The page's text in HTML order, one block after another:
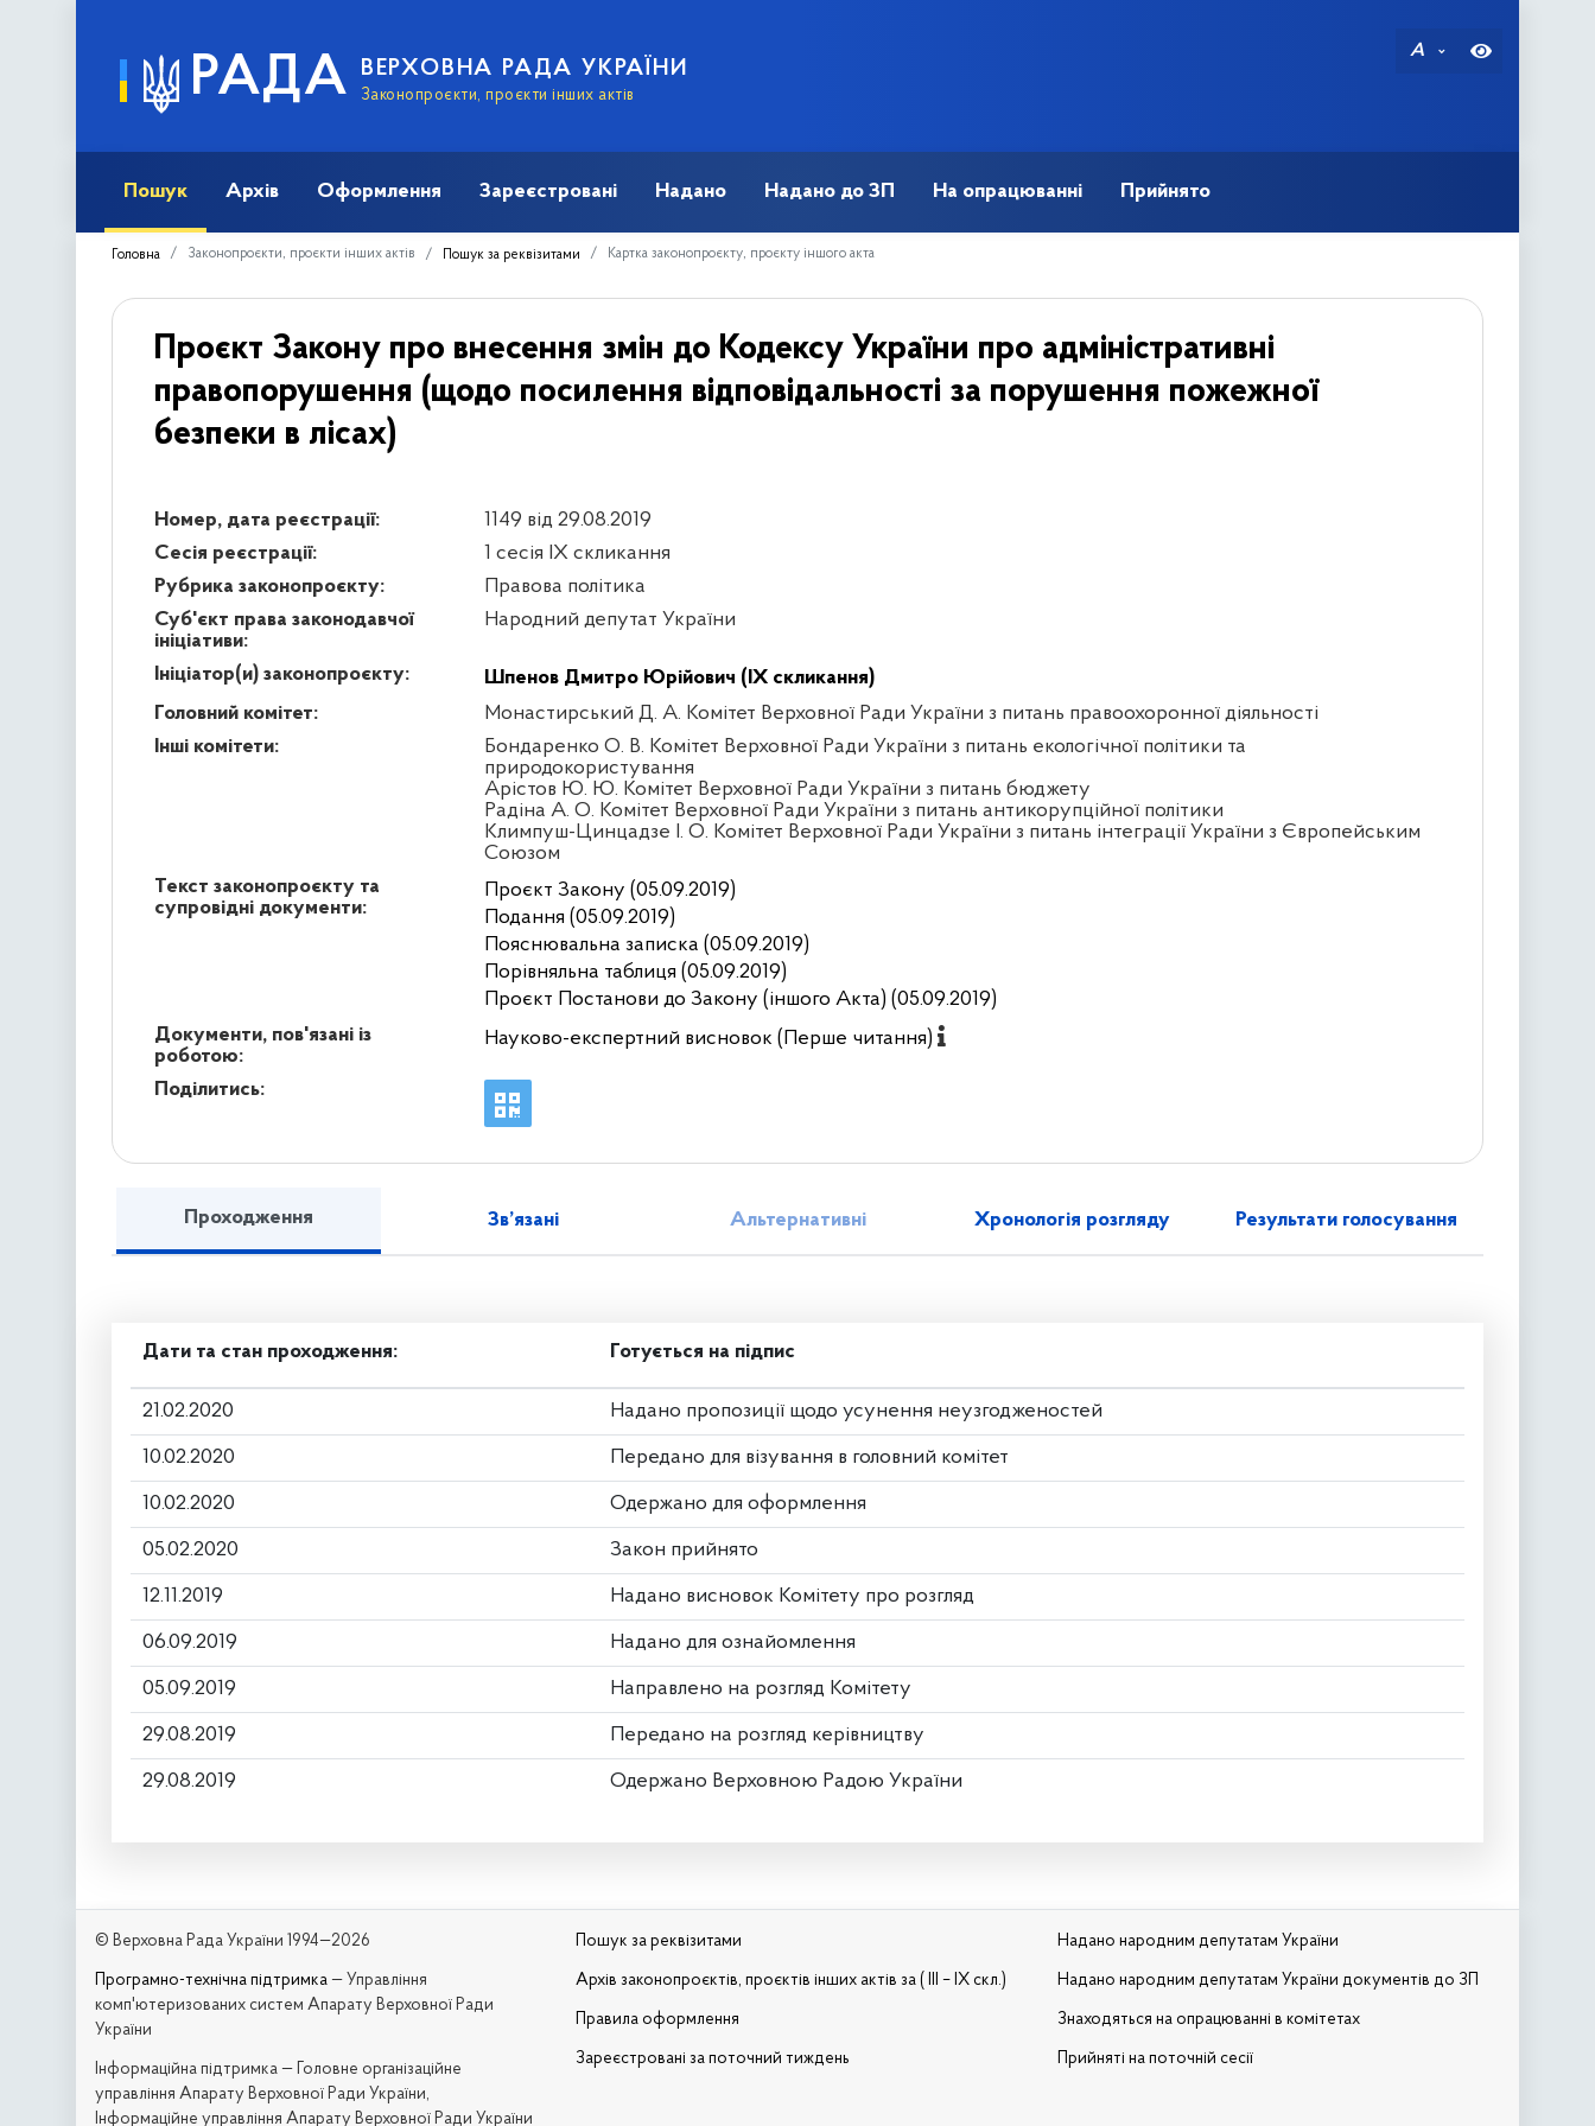
РАДА ВЕРХОВНА РАДА УКРАЇНИ
Законопроєкти, проєкти інших актів
A
Пошук Архів Оформлення Зареєстровані Надано Надано до ЗП На опрацюванні Прийнято
Головна Законопроєкти, проєкти інших актів Пошук за реквізитами Картка законопроєкту, проєкту іншого акта
Проєкт Закону про внесення змін до Кодексу України про адміністративні
правопорушення (щодо посилення відповідальності за порушення пожежної
безпеки в лісах)
Номер, дата реєстрації:
1149 від 29.08.2019
Сесія реєстрації:
1 сесія IX скликання
Рубрика законопроєкту:
Правова політика
Суб'єкт права законодавчої
ініціативи:
Народний депутат України
Ініціатор(и) законопроєкту:
Шпенов Дмитро Юрійович (IX скликання)
Головний комітет:
Монастирський Д. А. Комітет Верховної Ради України з питань правоохоронної діяльності
Інші комітети:
Бондаренко О. В. Комітет Верховної Ради України з питань екологічної політики та
природокористування
Арістов Ю. Ю. Комітет Верховної Ради України з питань бюджету
Радіна А. О. Комітет Верховної Ради України з питань антикорупційної політики
Климпуш-Цинцадзе І. О. Комітет Верховної Ради України з питань інтеграції України з Європейським
Союзом
Текст законопроєкту та
супровідні документи:
Проєкт Закону (05.09.2019)
Подання (05.09.2019)
Пояснювальна записка (05.09.2019)
Порівняльна таблиця (05.09.2019)
Проєкт Постанови до Закону (іншого Акта) (05.09.2019)
Документи, пов'язані із
роботою:
Науково-експертний висновок (Перше читання)
Поділитись:
Проходження Зв’язані Альтернативні Хронологія розгляду Результати голосування
Дати та стан проходження: Готується на підпис
21.02.2020 Надано пропозиції щодо усунення неузгодженостей
10.02.2020 Передано для візування в головний комітет
10.02.2020 Одержано для оформлення
05.02.2020 Закон прийнято
12.11.2019 Надано висновок Комітету про розгляд
06.09.2019 Надано для ознайомлення
05.09.2019 Направлено на розгляд Комітету
29.08.2019 Передано на розгляд керівництву
29.08.2019 Одержано Верховною Радою України
© Верховна Рада України 1994—2026
Програмно-технічна підтримка — Управління
комп'ютеризованих систем Апарату Верховної Ради
України
Iнформаційна підтримка — Головне організаційне
управління Апарату Верховної Ради України,
Інформаційне управління Апарату Верховної Ради України
Пошук за реквізитами
Архів законопроєктів, проєктів інших актів за ( III – IX скл.)
Правила оформлення
Зареєстровані за поточний тиждень
Надано народним депутатам України
Надано народним депутатам України документів до ЗП
Знаходяться на опрацюванні в комітетах
Прийняті на поточній сесії